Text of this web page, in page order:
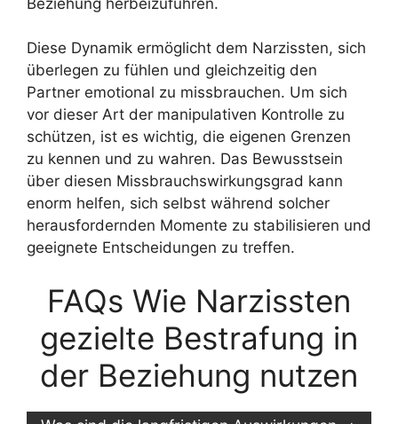
Diese Dynamik ermöglicht dem Narzissten, sich
überlegen zu fühlen und gleichzeitig den
Partner emotional zu missbrauchen. Um sich
vor dieser Art der manipulativen Kontrolle zu
schützen, ist es wichtig, die eigenen Grenzen
zu kennen und zu wahren. Das Bewusstsein
über diesen Missbrauchswirkungsgrad kann
enorm helfen, sich selbst während solcher
herausfordernden Momente zu stabilisieren und
geeignete Entscheidungen zu treffen.
FAQs Wie Narzissten
gezielte Bestrafung in
der Beziehung nutzen